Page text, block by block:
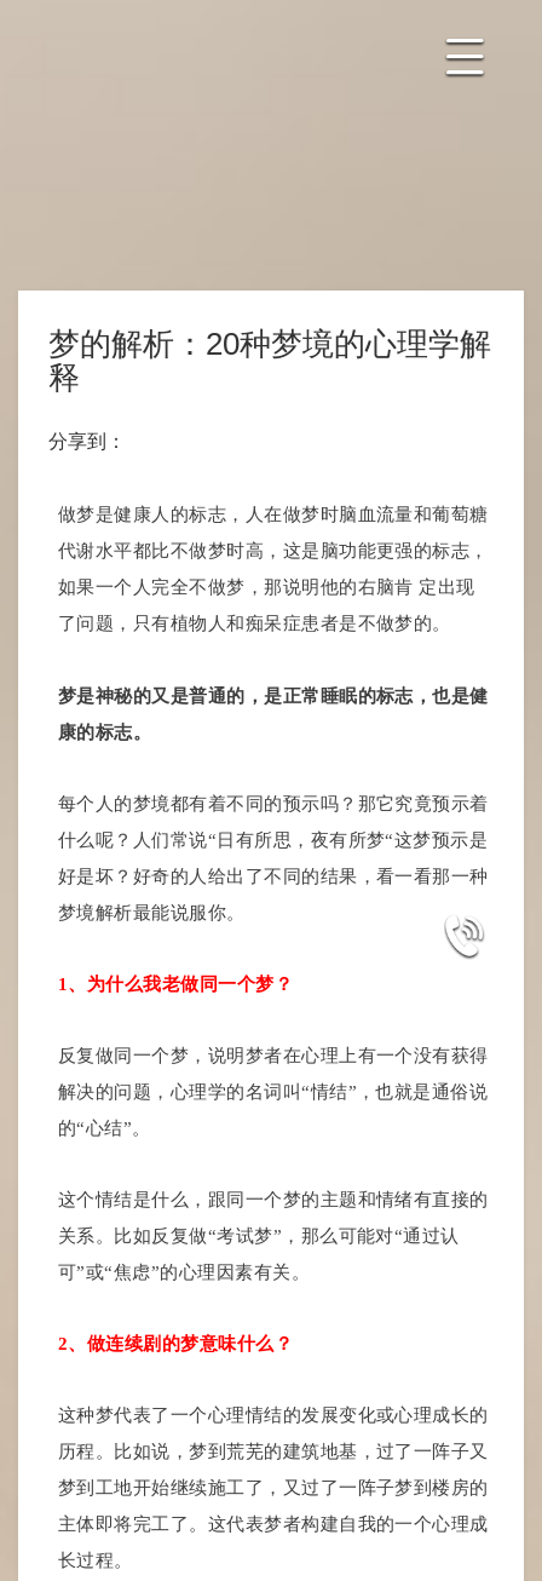
梦的解析：20种梦境的心理学解
释
分享到：
做梦是健康人的标志，人在做梦时脑血流量和葡萄糖
代谢水平都比不做梦时高，这是脑功能更强的标志，
如果一个人完全不做梦，那说明他的右脑肯 定出现
了问题，只有植物人和痴呆症患者是不做梦的。
梦是神秘的又是普通的，是正常睡眠的标志，也是健
康的标志。
每个人的梦境都有着不同的预示吗？那它究竟预示着
什么呢？人们常说“日有所思，夜有所梦“这梦预示是
好是坏？好奇的人给出了不同的结果，看一看那一种
梦境解析最能说服你。
1、为什么我老做同一个梦？
反复做同一个梦，说明梦者在心理上有一个没有获得
解决的问题，心理学的名词叫“情结”，也就是通俗说
的“心结”。
这个情结是什么，跟同一个梦的主题和情绪有直接的
关系。比如反复做“考试梦”，那么可能对“通过认
可”或“焦虑”的心理因素有关。
2、做连续剧的梦意味什么？
这种梦代表了一个心理情结的发展变化或心理成长的
历程。比如说，梦到荒芜的建筑地基，过了一阵子又
梦到工地开始继续施工了，又过了一阵子梦到楼房的
主体即将完工了。这代表梦者构建自我的一个心理成
长过程。